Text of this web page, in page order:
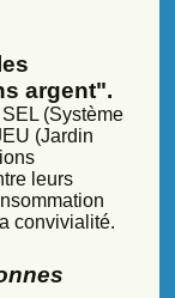
argent".
(Système
(Jardin
leurs
convivialité.